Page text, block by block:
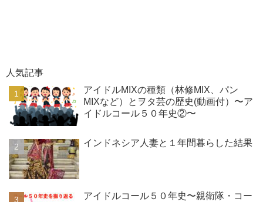
人気記事
アイドルMIXの種類（林修MIX、パン
MIXなど）とヲタ芸の歴史(動画付）〜ア
イドルコール５０年史②〜
インドネシア人妻と１年間暮らした結果
アイドルコール５０年史〜親衛隊・コー